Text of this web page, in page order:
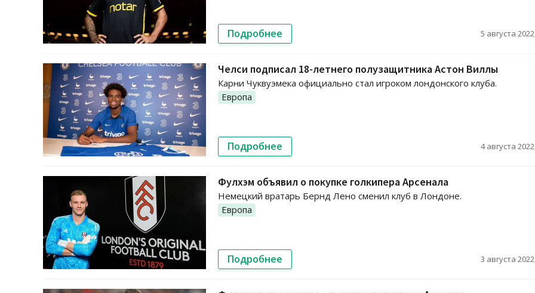
Подробнее 5 августа
Челси подписал 18-летнего полузащитника Астон Виллы
Карни Чуквуэмека официально стал игроком лондонского клуба.
Европа
Подробнее 4 августа
Фулхэм объявил о покупке голкипера Арсенала
Немецкий вратарь Бернд Лено сменил клуб в Лондоне.
Европа
Подробнее 3 августа